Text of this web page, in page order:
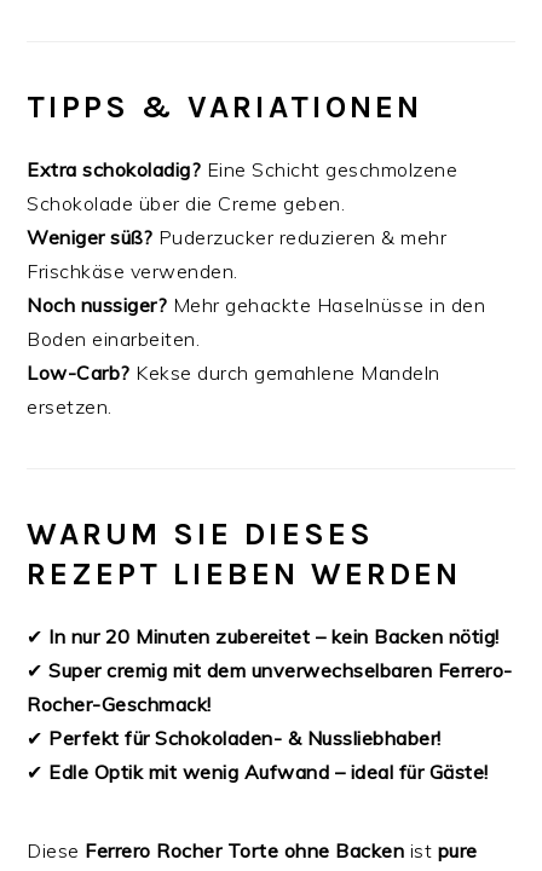
TIPPS & VARIATIONEN
Extra schokoladig? Eine Schicht geschmolzene
Schokolade über die Creme geben.
Weniger süß? Puderzucker reduzieren & mehr
Frischkäse verwenden.
Noch nussiger? Mehr gehackte Haselnüsse in den
Boden einarbeiten.
Low-Carb? Kekse durch gemahlene Mandeln
ersetzen.
WARUM SIE DIESES
REZEPT LIEBEN WERDEN
✔ In nur 20 Minuten zubereitet – kein Backen nötig!
✔Super cremig mit dem unverwechselbaren Ferrero-
Rocher-Geschmack!
✔ Perfekt für Schokoladen- & Nussliebhaber!
✔ Edle Optik mit wenig Aufwand – ideal für Gäste!
Diese Ferrero Rocher Torte ohne Backen ist pure